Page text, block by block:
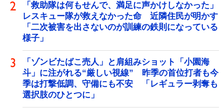
「救助隊は何もせんで、満足に声かけしなかった」
レスキュー隊が救えなかった命 近隣住民が明かす
「二次被害を出さないのが訓練の鉄則になっている
様子」
「ゾンビたばこ売人」と肩組みショット「小園海
斗」に注がれる“厳しい視線” 昨季の首位打者も今
季は打撃低調、守備にも不安 「レギュラー剥奪も
選択肢のひとつに」